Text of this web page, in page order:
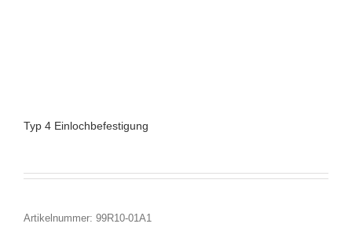
Typ 4 Einlochbefestigung
Artikelnummer: 99R10-01A1